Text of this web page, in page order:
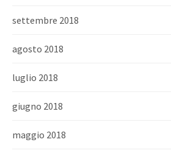
settembre 2018
agosto 2018
luglio 2018
giugno 2018
maggio 2018